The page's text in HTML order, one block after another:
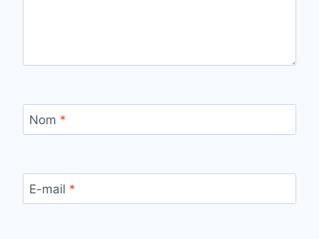
Nom *
E-mail *